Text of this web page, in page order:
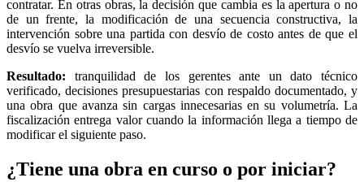
contratar. En otras obras, la decisión que cambia es la apertura o no
de un frente, la modificación de una secuencia constructiva, la
intervención sobre una partida con desvío de costo antes de que el
desvío se vuelva irreversible.
Resultado: tranquilidad de los gerentes ante un dato técnico
verificado, decisiones presupuestarias con respaldo documentado, y
una obra que avanza sin cargas innecesarias en su volumetría. La
fiscalización entrega valor cuando la información llega a tiempo de
modificar el siguiente paso.
¿Tiene una obra en curso o por iniciar?